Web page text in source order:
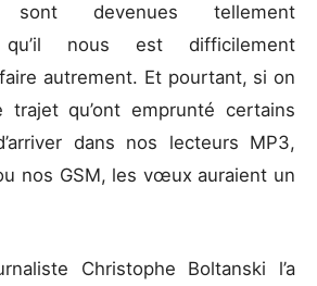
sont devenues tellement
qu’il nous est difficilement
autrement. Et pourtant, si on
qu’ont emprunté certains
dans nos lecteurs MP3,
nos GSM, les vœux auraient un
Christophe Boltanski l’a